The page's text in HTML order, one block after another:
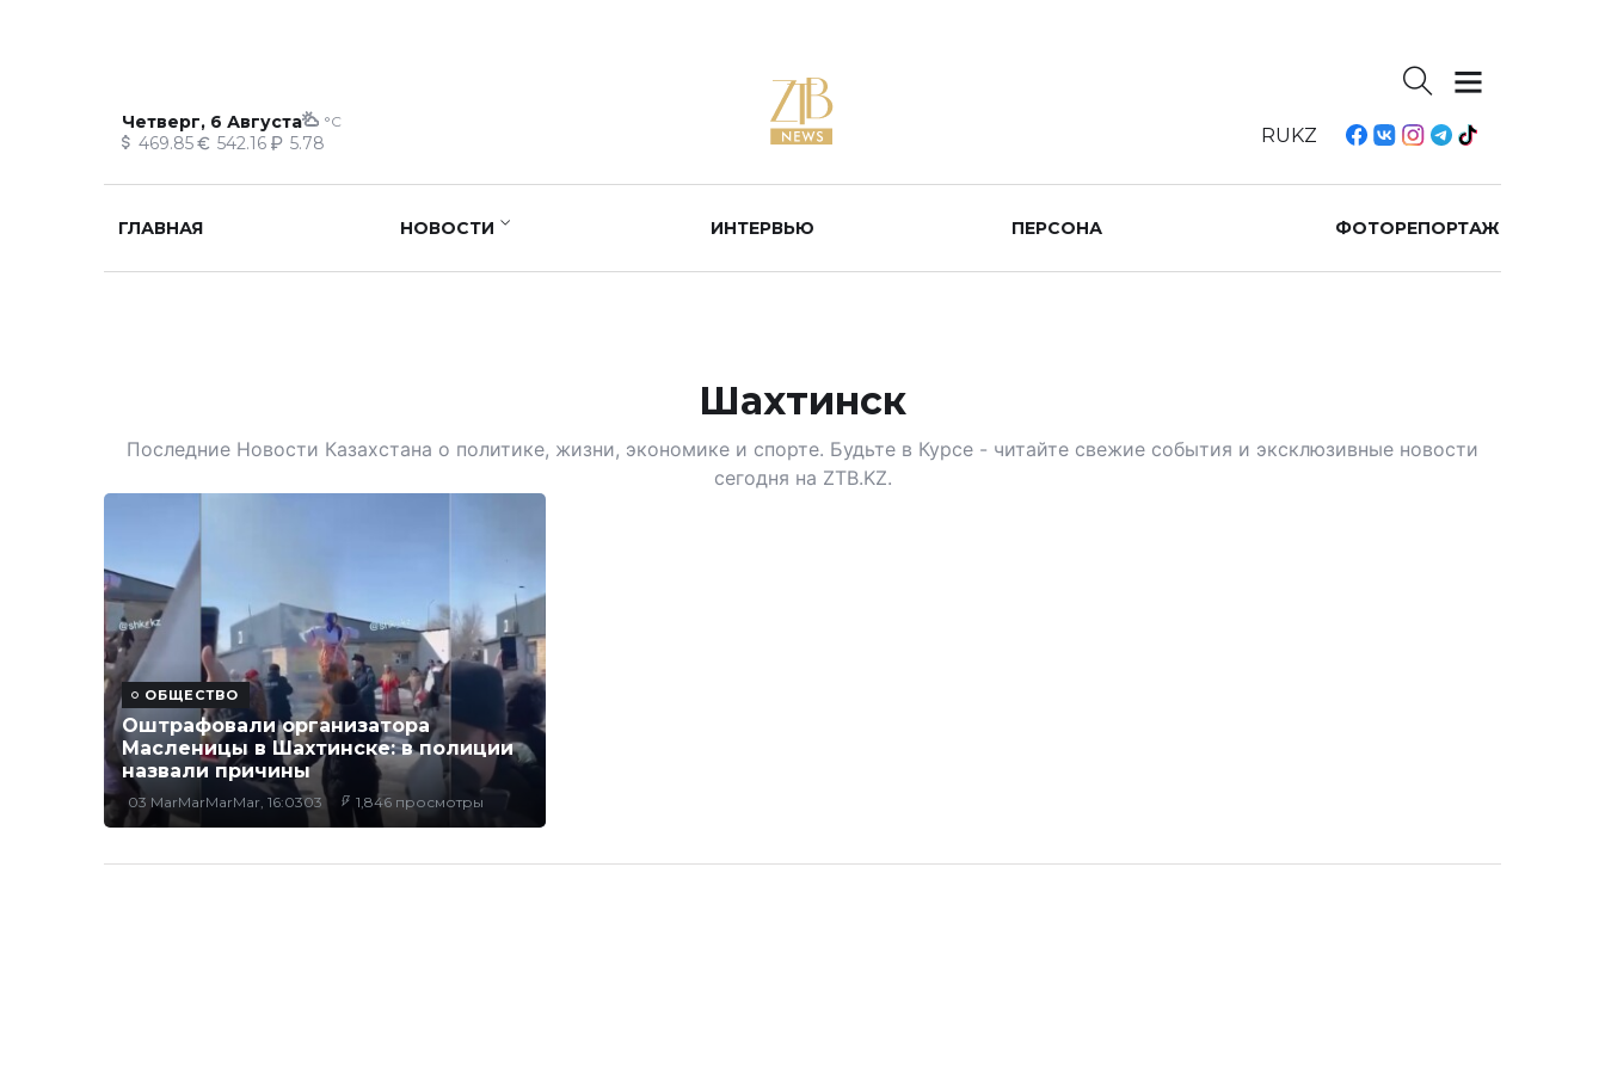
Четверг, 6 Августа °C
469.85 542.16 5.78 RUKZ
ГЛАВНАЯ НОВОСТИ ИНТЕРВЬЮ ПЕРСОНА ФОТОРЕПОРТАЖ
Шахтинск
Последние Новости Казахстана о политике, жизни, экономике и спорте. Будьте в Курсе - читайте свежие события и эксклюзивные новости
сегодня на ZTB.KZ.
ОБЩЕСТВО
Оштрафовали организатора
Масленицы в Шахтинске: в полиции
назвали причины
03 MarMarMarMar, 16:0303 1,846 просмотры